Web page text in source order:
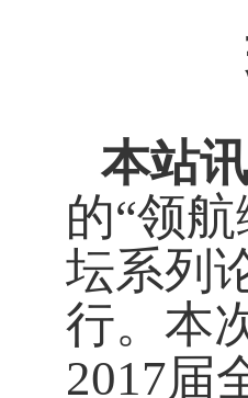
本站讯
的“领
坛系列
行。本
2017届